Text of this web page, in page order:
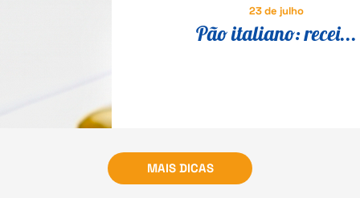
23 de julho
Pão italiano: recei...
MAIS DICAS